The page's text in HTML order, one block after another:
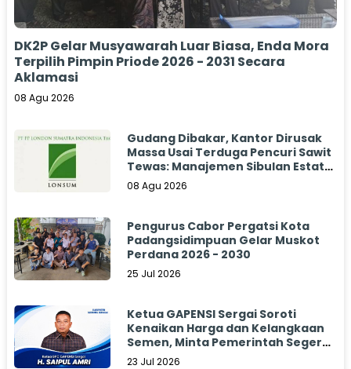
DK2P Gelar Musyawarah Luar Biasa, Enda Mora
Terpilih Pimpin Priode 2026 - 2031 Secara
Aklamasi
08 Agu 2026
Gudang Dibakar, Kantor Dirusak
Massa Usai Terduga Pencuri Sawit
Tewas: Manajemen Sibulan Estate
Bungkam
08 Agu 2026
Pengurus Cabor Pergatsi Kota
Padangsidimpuan Gelar Muskot
Perdana 2026 - 2030
25 Jul 2026
Ketua GAPENSI Sergai Soroti
Kenaikan Harga dan Kelangkaan
Semen, Minta Pemerintah Segera
Bertindak
23 Jul 2026